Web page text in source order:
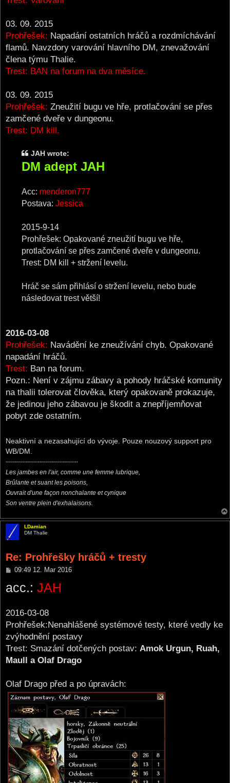
03. 09. 2015
Prohřešek: Napadání ostatních hráčů a rozdmíchávání
flamů. Navzdory varování hlavního DM, znevažování
člena týmu Thalie.
Trest: BAN na forum na dva měsíce.
03. 09. 2015
Prohřešek: Zneužití bugu ve hře, protlačování se přes
zamčené dveře v dungeonu.
Trest: DM kill.
JAH wrote:
DM adept JAH
Acc: menderon777
Postava: Jessica
2015-9-14
Prohřešek: Opakované zneužití bugu ve hře,
protlačování se přes zamčené dveře v dungeonu.
Trest: DM kill + stržení levelu.
Hráč se sám přihlásí o stržení levelu, nebo bude
následovat trest větší!
2016-03-08
Prohřešek: Navádění ke zneužívání chyb. Opakované
napadání hráčů.
Trest: Ban na forum.
Pozn.: Není v zájmu zábavy a pohody hráčské komunity
na thalii tolerovat člověka, který opakovaně prokazuje,
že jedinou jeho zábavou je škodit a znepříjemňovat
pobyt zde ostatním.
Neaktivní a nezasahující do vývoje. Pouze nouzový support pro
WB/DM.
***********************************************
Les jambes en l'air, comme une femme lubrique,
Brûlante et suant les poisons,
Ouvrait d'une façon nonchalante et cynique
Son ventre plein d'exhalaisons.
LDamian
DM Thalie
Re: Prohřešky hráčů + tresty
P
s
t
09:49 12. Mar 2016
acc.: JAH
2016-03-08
Prohřešek:Nenahlášené systémové testy, které vedly ke
zvýhodnění postavy
Trest: Smazání dotčených postav: Amok Urgun, Ruah,
Maull a Olaf Drago
Olaf Drago před a po úpravách: